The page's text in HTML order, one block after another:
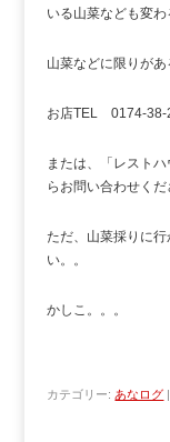
いる山菜なども変わ
山菜などに限りが
お店TEL 0174-38-
または、「レスト
らお問い合わせくだ
ただ、山菜採りに
い。。
かしこ。。。
カテゴリー: あなログ